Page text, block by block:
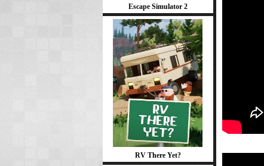
Escape Simulator 2
RV There Yet?